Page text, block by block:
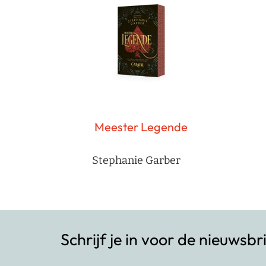
Meester Legende
Stephanie Garber
Schrijf je in voor de